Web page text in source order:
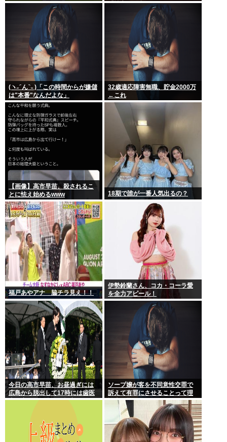
ボタン
「性交の同意がなかった」とい
う確かめようが無いもので有罪
になるの？
(ヽ˶ ᷇ ん ᷆ ˵ )「この時間からが嫌儲
は"本番"なんだよな」
32歳適応障害無職、貯金2000万
←これ
【画像】高市早苗、殺されるこ
とに怯え始めるwww
18期で誰が一番人気出るの？
福戸あやアナ 脇チラ見え！！
伊勢鈴蘭さん、コカ・コーラ愛
を全力アピール！
今日の高市早苗、お昼過ぎには
広島から脱出して17時には歯医
者に寄ってそのまま帰宅
ソープ嬢が客を不同意性交罪で
訴えて有罪にさせることって理
論上可能？